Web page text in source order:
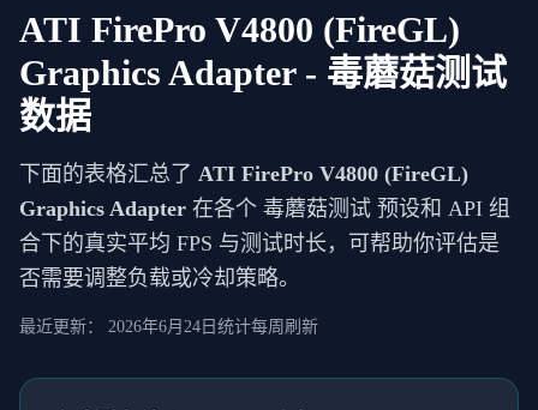
ATI FirePro V4800 (FireGL)
Graphics Adapter- 毒蘑菇测试
数据
下面的表格汇总了 ATI FirePro V4800 (FireGL)
Graphics Adapter 在各个 毒蘑菇测试 预设和 API 组
合下的真实平均 FPS 与测试时长，可帮助你评估是
否需要调整负载或冷却策略。
最近更新： 2026年6月24日 统计每周刷新